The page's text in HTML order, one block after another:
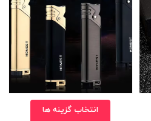
انتخاب گزینه ها